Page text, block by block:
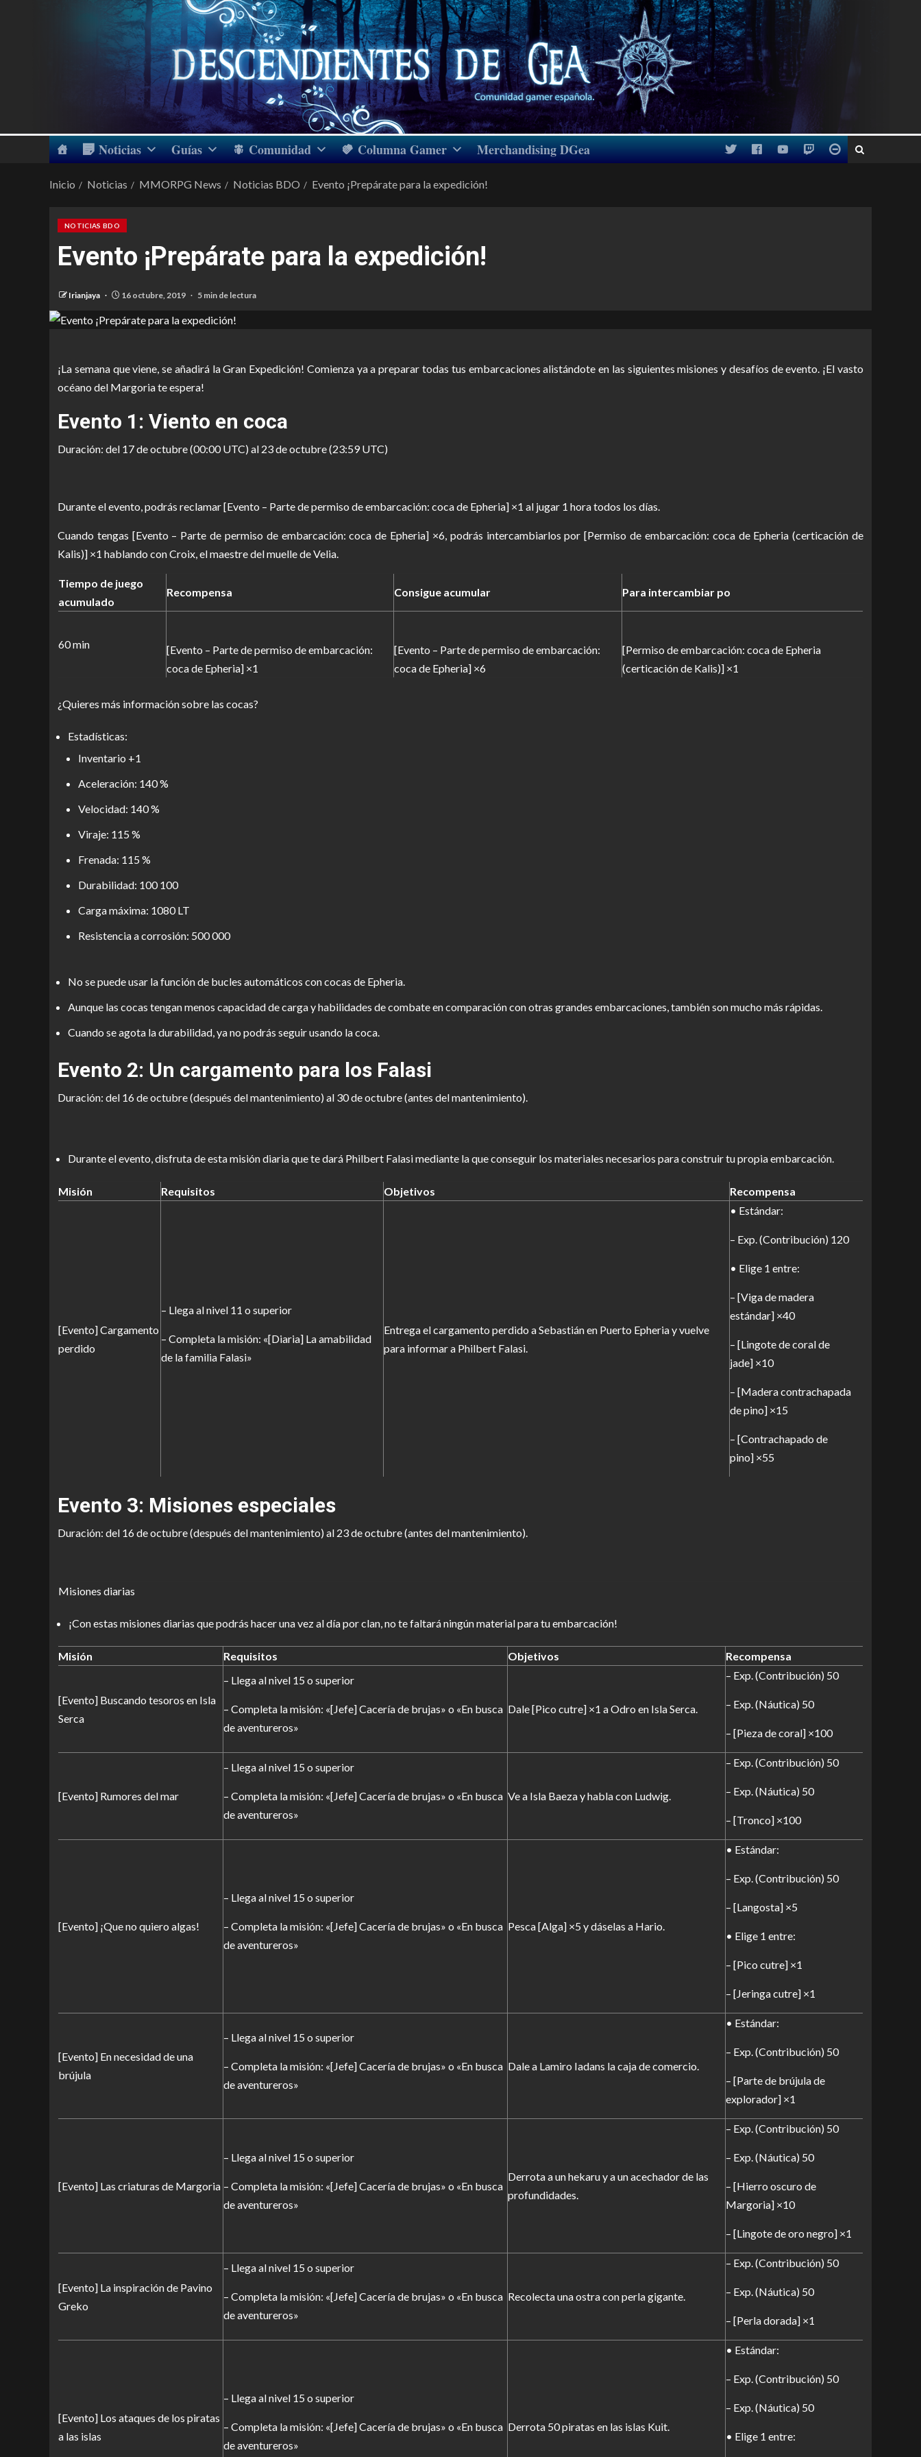
Noticias Guías Comunidad Columna Gamer Merchandising DGea
Inicio Noticias MMORPG News Noticias BDO Evento ¡Prepárate para la expedición!
NOTICIAS BDO
Evento ¡Prepárate para la expedición!
Irianjaya 16 octubre, 2019 5 min de lectura
¡La semana que viene, se añadirá la Gran Expedición! Comienza ya a preparar todas tus embarcaciones alistándote en las siguientes misiones y desafíos de evento. ¡El vasto
océano del Margoria te espera!
Evento 1: Viento en coca
Duración: del 17 de octubre (00:00 UTC) al 23 de octubre (23:59 UTC)
Durante el evento, podrás reclamar [Evento – Parte de permiso de embarcación: coca de Epheria] ×1 al jugar 1 hora todos los días.
Cuando tengas [Evento – Parte de permiso de embarcación: coca de Epheria] ×6, podrás intercambiarlos por [Permiso de embarcación: coca de Epheria (certicación de
Kalis)] ×1 hablando con Croix, el maestre del muelle de Velia.
Tiempo de juego
acumulado
Recompensa Consigue acumular Para intercambiar po
60 min
[Evento – Parte de permiso de embarcación:
coca de Epheria] ×1
[Evento – Parte de permiso de embarcación:
coca de Epheria] ×6
[Permiso de embarcación: coca de Epheria
(certicación de Kalis)] ×1
¿Quieres más información sobre las cocas?
Estadísticas:
Inventario +1
Aceleración: 140 %
Velocidad: 140 %
Viraje: 115 %
Frenada: 115 %
Durabilidad: 100 100
Carga máxima: 1080 LT
Resistencia a corrosión: 500 000
No se puede usar la función de bucles automáticos con cocas de Epheria.
Aunque las cocas tengan menos capacidad de carga y habilidades de combate en comparación con otras grandes embarcaciones, también son mucho más rápidas.
Cuando se agota la durabilidad, ya no podrás seguir usando la coca.
Evento 2: Un cargamento para los Falasi
Duración: del 16 de octubre (después del mantenimiento) al 30 de octubre (antes del mantenimiento).
Durante el evento, disfruta de esta misión diaria que te dará Philbert Falasi mediante la que conseguir los materiales necesarios para construir tu propia embarcación.
Misión Requisitos Objetivos Recompensa
[Evento] Cargamento
perdido
– Llega al nivel 11 o superior
– Completa la misión: «[Diaria] La amabilidad
de la familia Falasi»
Entrega el cargamento perdido a Sebastián en Puerto Epheria y vuelve
para informar a Philbert Falasi.
• Estándar:
– Exp. (Contribución) 120
• Elige 1 entre:
– [Viga de madera
estándar] ×40
– [Lingote de coral de
jade] ×10
– [Madera contrachapada
de pino] ×15
– [Contrachapado de
pino] ×55
Evento 3: Misiones especiales
Duración: del 16 de octubre (después del mantenimiento) al 23 de octubre (antes del mantenimiento).
Misiones diarias
¡Con estas misiones diarias que podrás hacer una vez al día por clan, no te faltará ningún material para tu embarcación!
Misión Requisitos Objetivos Recompensa
[Evento] Buscando tesoros en Isla
Serca
– Llega al nivel 15 o superior
– Completa la misión: «[Jefe] Cacería de brujas» o «En busca
de aventureros»
Dale [Pico cutre] ×1 a Odro en Isla Serca.
– Exp. (Contribución) 50
– Exp. (Náutica) 50
– [Pieza de coral] ×100
[Evento] Rumores del mar
– Llega al nivel 15 o superior
– Completa la misión: «[Jefe] Cacería de brujas» o «En busca
de aventureros»
Ve a Isla Baeza y habla con Ludwig.
– Exp. (Contribución) 50
– Exp. (Náutica) 50
– [Tronco] ×100
[Evento] ¡Que no quiero algas!
– Llega al nivel 15 o superior
– Completa la misión: «[Jefe] Cacería de brujas» o «En busca
de aventureros»
Pesca [Alga] ×5 y dáselas a Hario.
• Estándar:
– Exp. (Contribución) 50
– [Langosta] ×5
• Elige 1 entre:
– [Pico cutre] ×1
– [Jeringa cutre] ×1
[Evento] En necesidad de una
brújula
– Llega al nivel 15 o superior
– Completa la misión: «[Jefe] Cacería de brujas» o «En busca
de aventureros»
Dale a Lamiro Iadans la caja de comercio.
• Estándar:
– Exp. (Contribución) 50
– [Parte de brújula de
explorador] ×1
[Evento] Las criaturas de Margoria
– Llega al nivel 15 o superior
– Completa la misión: «[Jefe] Cacería de brujas» o «En busca
de aventureros»
Derrota a un hekaru y a un acechador de las
profundidades.
– Exp. (Contribución) 50
– Exp. (Náutica) 50
– [Hierro oscuro de
Margoria] ×10
– [Lingote de oro negro] ×1
[Evento] La inspiración de Pavino
Greko
– Llega al nivel 15 o superior
– Completa la misión: «[Jefe] Cacería de brujas» o «En busca
de aventureros»
Recolecta una ostra con perla gigante.
– Exp. (Contribución) 50
– Exp. (Náutica) 50
– [Perla dorada] ×1
[Evento] Los ataques de los piratas
a las islas
– Llega al nivel 15 o superior
– Completa la misión: «[Jefe] Cacería de brujas» o «En busca
de aventureros»
Derrota 50 piratas en las islas Kuit.
• Estándar:
– Exp. (Contribución) 50
– Exp. (Náutica) 50
• Elige 1 entre: